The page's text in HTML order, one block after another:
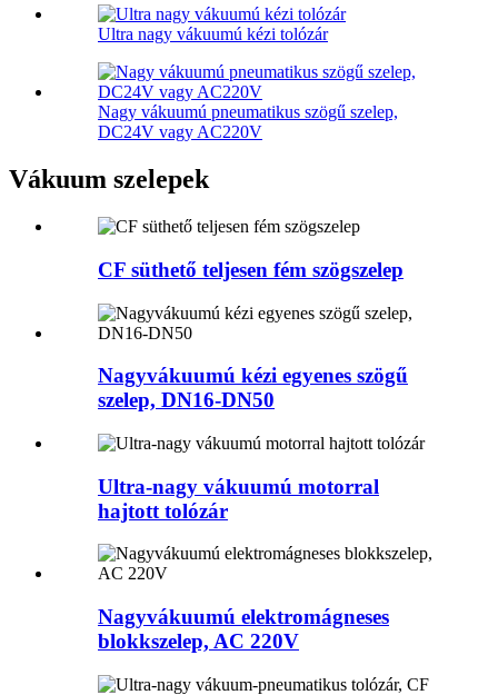
Ultra nagy vákuumú kézi tolózár
Nagy vákuumú pneumatikus szögű szelep,
DC24V vagy AC220V
Vákuum szelepek
CF süthető teljesen fém szögszelep
Nagyvákuumú kézi egyenes szögű
szelep, DN16-DN50
Ultra-nagy vákuumú motorral
hajtott tolózár
Nagyvákuumú elektromágneses
blokkszelep, AC 220V